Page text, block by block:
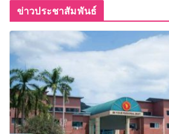
ข่าวประชาสัมพันธ์